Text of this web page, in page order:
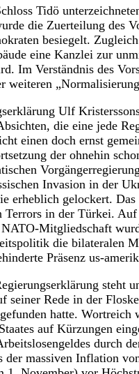
Tidö
die Zuerteilung des
besiegelt.
eine Kanzlei zur
Im Verständnis des
weiteren
Ulf
die eine jede
einen doch ernst
der ohnehin
Invasion in der
erheblich gelockert.
Terrors in der Türkei.
NATO-Mitgliedschaft
die bilateralen
Präsenz us-
steht
seiner Rede in der
hatte. Wortreich
auf Kürzungen
durch
der massiven Inflation